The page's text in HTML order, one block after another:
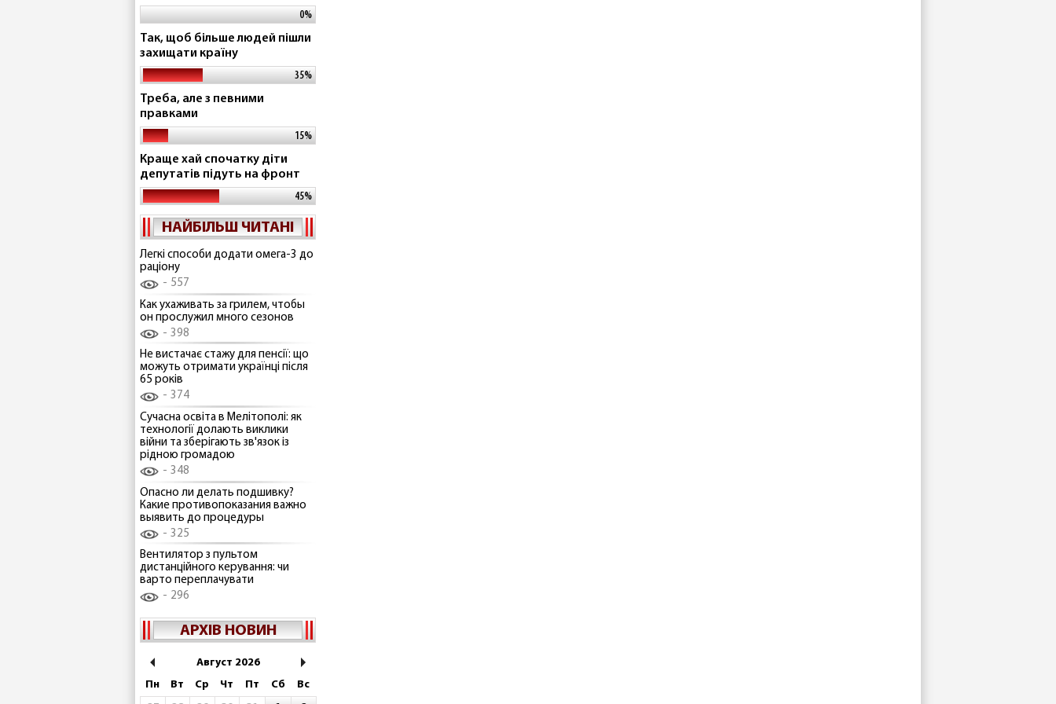
0%
Так, щоб більше людей пішли
захищати країну
35%
Треба, але з певними
правками
15%
Краще хай спочатку діти
депутатів підуть на фронт
45%
НАЙБІЛЬШ ЧИТАНІ
Легкі способи додати омега-3 до
раціону
557
Как ухаживать за грилем, чтобы
он прослужил много сезонов
398
Не вистачає стажу для пенсії: що
можуть отримати українці після
65 років
374
Сучасна освіта в Мелітополі: як
технології долають виклики
війни та зберігають зв'язок із
рідною громадою
348
Опасно ли делать подшивку?
Какие противопоказания важно
выявить до процедуры
325
Вентилятор з пультом
дистанційного керування: чи
варто переплачувати
296
АРХІВ НОВИН
Август 2026
Пн
Вт Ср Чт Пт Сб
Вс